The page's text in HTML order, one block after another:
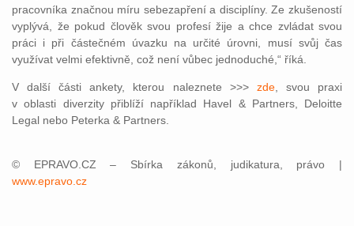
pracovníka značnou míru sebezapření a disciplíny. Ze zkušeností
vyplývá, že pokud člověk svou profesí žije a chce zvládat svou
práci i při částečném úvazku na určité úrovni, musí svůj čas
využívat velmi efektivně, což není vůbec jednoduché,“ říká.
V další části ankety, kterou naleznete >>> zde, svou praxi
v oblasti diverzity přiblíží například Havel & Partners, Deloitte
Legal nebo Peterka & Partners.
© EPRAVO.CZ – Sbírka zákonů, judikatura, právo |
www.epravo.cz